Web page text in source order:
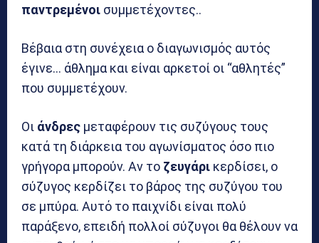
παντρεμένοι συμμετέχοντες..
Βέβαια στη συνέχεια ο διαγωνισμός αυτός
έγινε… άθλημα και είναι αρκετοί οι “αθλητές”
που συμμετέχουν.
Οι άνδρες μεταφέρουν τις συζύγους τους
κατά τη διάρκεια του αγωνίσματος όσο πιο
γρήγορα μπορούν. Αν το ζευγάρι κερδίσει, ο
σύζυγος κερδίζει το βάρος της συζύγου του
σε μπύρα. Αυτό το παιχνίδι είναι πολύ
παράξενο, επειδή πολλοί σύζυγοι θα θέλουν να